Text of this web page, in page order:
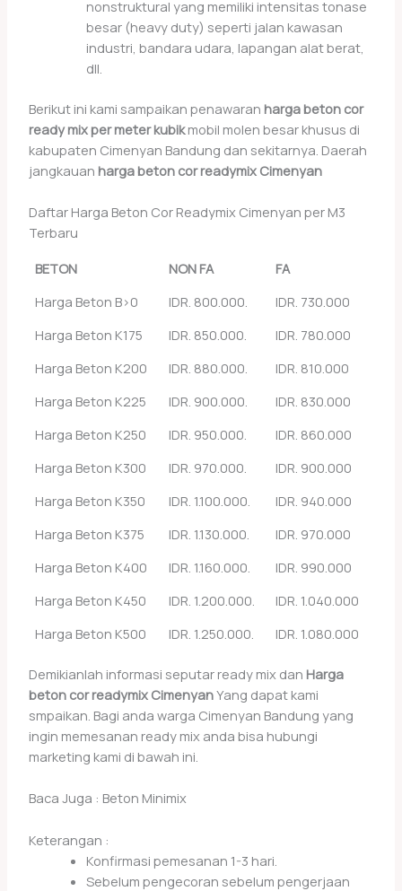
nonstruktural yang memiliki intensitas tonase
besar (heavy duty) seperti jalan kawasan
industri, bandara udara, lapangan alat berat,
dll.
Berikut ini kami sampaikan penawaran harga beton cor
ready mix per meter kubikmobil molen besar khusus di
kabupaten Cimenyan Bandung dan sekitarnya. Daerah
jangkauan harga beton cor readymix Cimenyan
Daftar Harga Beton Cor Readymix Cimenyan per M3
Terbaru
BETON NON FA
FA
Harga Beton B>0
IDR. 800.000.
IDR. 730.000
Harga Beton K175
IDR. 850.000.
IDR. 780.000
Harga Beton K200
IDR. 880.000.
IDR. 810.000
Harga Beton K225
IDR. 900.000.
IDR. 830.000
Harga Beton K250
IDR. 950.000.
IDR. 860.000
Harga Beton K300
IDR. 970.000.
IDR. 900.000
Harga Beton K350
IDR. 1.100.000.
IDR. 940.000
Harga Beton K375
IDR. 1.130.000.
IDR. 970.000
Harga Beton K400
IDR. 1.160.000.
IDR. 990.000
Harga Beton K450
IDR. 1.200.000.
IDR. 1.040.000
Harga Beton K500
IDR. 1.250.000. IDR. 1.080.000
Demikianlah informasi seputar ready mix dan Harga
beton cor readymix CimenyanYang dapat kami
smpaikan. Bagi anda warga Cimenyan Bandung yang
ingin memesanan ready mix anda bisa hubungi
marketing kami di bawah ini.
Baca Juga : Beton Minimix
Keterangan :
Konfirmasi pemesanan 1-3 hari.
Sebelum pengecoran sebelum pengerjaan